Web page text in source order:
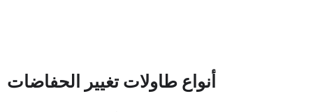
أنواع طاولات تغيير الحفاضات